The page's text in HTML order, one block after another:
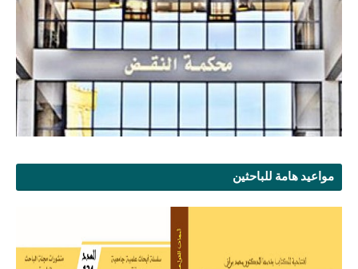
مواعيد هامة للباحثين